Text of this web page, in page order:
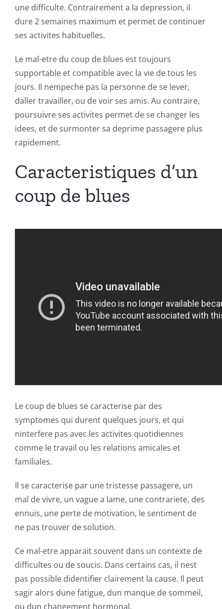
une difficulte. Contrairement a la depression, il
dure 2 semaines maximum et permet de continuer
ses activites habituelles.
Le mal-etre du coup de blues est toujours
supportable et compatible avec la vie de tous les
jours. Il nempeche pas la personne de se lever,
daller travailler, ou de voir ses amis. Au contraire,
poursuivre ses activites permet de se changer les
idees, et de surmonter sa deprime passagere plus
rapidement.
Caracteristiques d’un
coup de blues
Le coup de blues se caracterise par des
symptomes qui durent quelques jours, et qui
ninterfere pas avec les activites quotidiennes
comme le travail ou les relations amicales et
familiales.
Il se caracterise par une tristesse passagere, un
mal de vivre, un vague a lame, une contrariete, des
ennuis, une perte de motivation, le sentiment de
ne pas trouver de solution.
Ce mal-etre apparait souvent dans un contexte de
difficultes ou de soucis. Dans certains cas, il nest
pas possible didentifier clairement la cause. Il peut
sagir alors dune fatigue, dun manque de sommeil,
ou dun changement hormonal.